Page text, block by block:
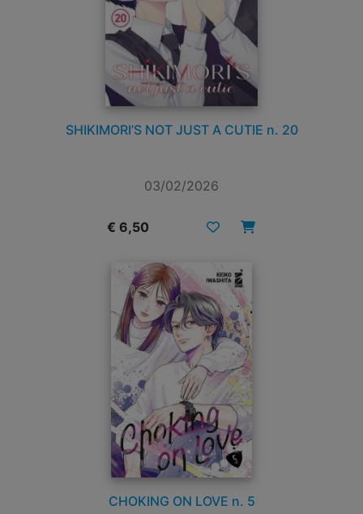
SHIKIMORI’S NOT JUST A CUTIE n. 20
03/02/2026
€ 6,50
CHOKING ON LOVE n. 5